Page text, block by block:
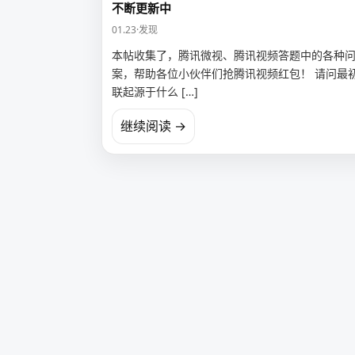
不断更新中
01.23·发现
本帖收集了，腾讯微视、腾讯视频答题中的各种
案，帮助各位小伙伴们抢腾讯视频红包！ 请问最
联起源于什么 […]
继续阅读 →